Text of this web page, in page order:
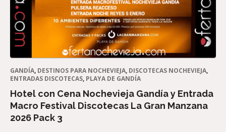
GANDÍA, DESTINOS PARA NOCHEVIEJA, DISCOTECAS NOCHEVIEJA,
ENTRADAS DISCOTECAS, PLAYA DE GANDÍA
Hotel con Cena Nochevieja Gandía y Entrada
Macro Festival Discotecas La Gran Manzana
2026 Pack 3